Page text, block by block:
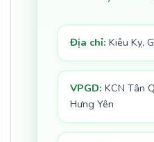
Địa chỉ: Kiêu Kỵ,
VPGD: KCN Tân
Hưng Yên